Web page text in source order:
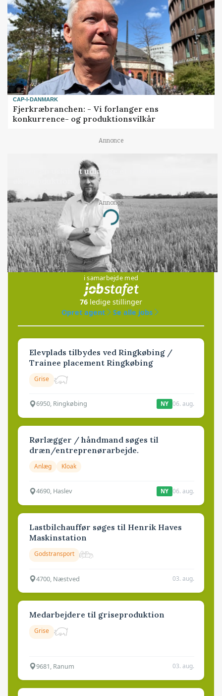
CAP-I-DANMARK
Fjerkræbranchen: - Vi forlanger ens
konkurrence- og produktionsvilkår
Annonce
Det er en uskik at udlægge et røgslør om
Annonce
Loading...
Jobs
i samarbejde med
76 ledige stillinger
Opret agent
Se alle jobs
Elevplads tilbydes ved Ringkøbing /
Trainee placement Ringkøbing
Grise
6950, Ringkøbing NY 06. aug.
Rørlægger / håndmand søges til
dræn/entreprenørarbejde.
Anlæg Kloak
4690, Haslev NY 06. aug.
Lastbilchauffør søges til Henrik Haves
Maskinstation
Godstransport
4700, Næstved 03. aug.
Medarbejdere til griseproduktion
Grise
9681, Ranum 03. aug.